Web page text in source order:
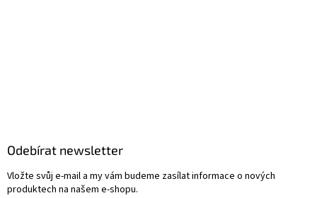
Odebírat newsletter
Vložte svůj e-mail a my vám budeme zasílat informace o nových
produktech na našem e-shopu.